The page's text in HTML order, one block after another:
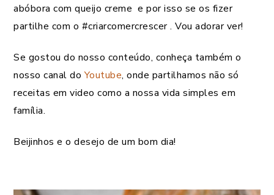
abóbora com queijo creme e por isso se os fizer
partilhe com o #criarcomercrescer . Vou adorar ver!
Se gostou do nosso conteúdo, conheça também o
nosso canal doYoutube, onde partilhamos não só
receitas em video como a nossa vida simples em
família.
Beijinhos e o desejo de um bom dia!